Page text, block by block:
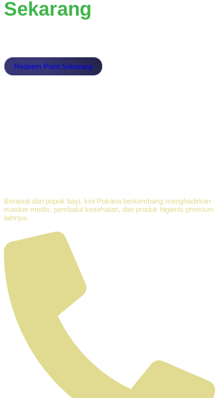
Sekarang
Redeem Point Sekarang
Berawal dari popok bayi, kini Pokana berkembang menghadirkan
masker medis, pembalut kesehatan, dan produk higienis premium
lainnya.